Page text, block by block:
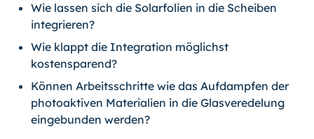
Wie lassen sich die Solarfolien in die Scheiben
integrieren?
Wie klappt die Integration möglichst
kostensparend?
Können Arbeitsschritte wie das Aufdampfen der
photoaktiven Materialien in die Glasveredelung
eingebunden werden?